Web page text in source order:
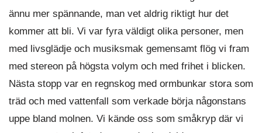
ännu mer spännande, man vet aldrig riktigt hur det
kommer att bli. Vi var fyra väldigt olika personer, men
med livsglädje och musiksmak gemensamt flög vi fram
med stereon på högsta volym och med frihet i blicken.
Nästa stopp var en regnskog med ormbunkar stora som
träd och med vattenfall som verkade börja någonstans
uppe bland molnen. Vi kände oss som småkryp där vi